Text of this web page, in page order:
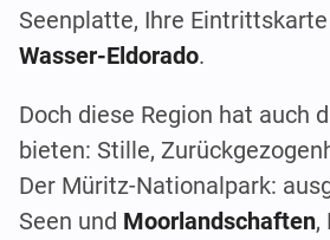
Seenplatte, Ihre
Wasser-Eldorado.
Doch diese Region hat auch
bieten: Stille,
Der Müritz-Nationalpark:
Seen und Moorlandschaften,